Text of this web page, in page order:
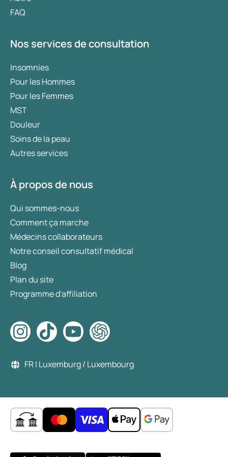
FAQ
Nos services de consultation
Insomnies
Pour les Hommes
Pour les Femmes
MST
Douleur
Soins de la peau
Autres services
À propos de nous
Qui sommes-nous
Comment ça marche
Médecins collaborateurs
Notre conseil consultatif médical
Blog
Plan du site
Programme d'affiliation
FR | Luxemburg / Luxembourg